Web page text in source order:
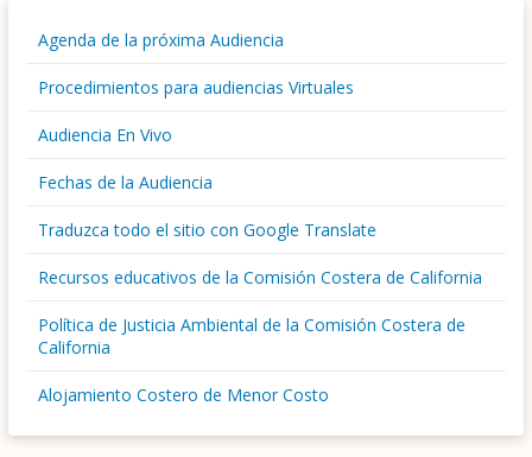
Agenda de la próxima Audiencia
Procedimientos para audiencias Virtuales
Audiencia En Vivo
Fechas de la Audiencia
Traduzca todo el sitio con Google Translate
Recursos educativos de la Comisión Costera de California
Política de Justicia Ambiental de la Comisión Costera de
California
Alojamiento Costero de Menor Costo